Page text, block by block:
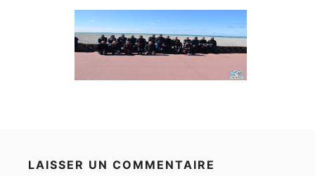
LAISSER UN COMMENTAIRE